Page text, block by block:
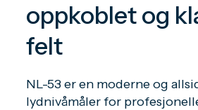
oppkoblet og
felt
NL-53 er en moderne og
lydnivåmåler for